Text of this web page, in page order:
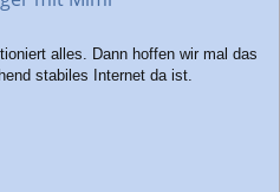
alles. Dann hoffen wir mal das
stabiles Internet da ist.